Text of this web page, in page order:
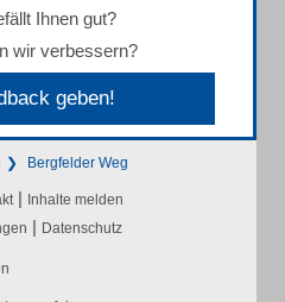
Ihnen gut?
wir verbessern?
geben!
Bergfelder Weg
| Inhalte melden
| Datenschutz